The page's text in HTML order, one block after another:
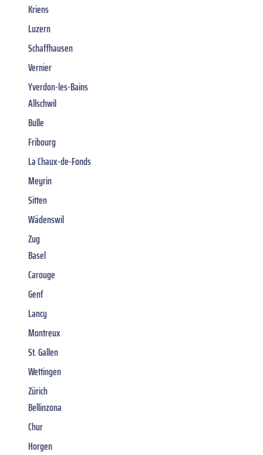
Kriens
Luzern
Schaffhausen
Vernier
Yverdon-les-Bains
Allschwil
Bulle
Fribourg
La Chaux-de-Fonds
Meyrin
Sitten
Wädenswil
Zug
Basel
Carouge
Genf
Lancy
Montreux
St. Gallen
Wettingen
Zürich
Bellinzona
Chur
Horgen